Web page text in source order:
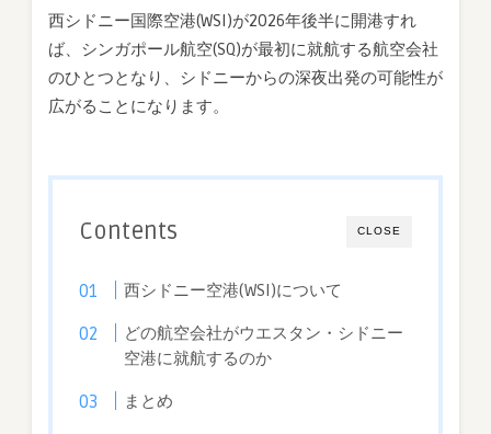
は
西シドニー国際空港(WSI)が2026年後半に開港すれ
ば、シンガポール航空(SQ)が最初に就航する航空会社
のひとつとなり、シドニーからの深夜出発の可能性が
広がることになります。
CLOSE
Contents
西シドニー空港(WSI)について
どの航空会社がウエスタン・シドニー
空港に就航するのか
まとめ